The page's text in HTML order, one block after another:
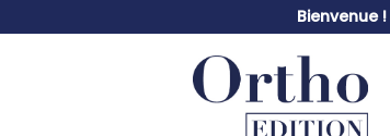
Bienvenue !